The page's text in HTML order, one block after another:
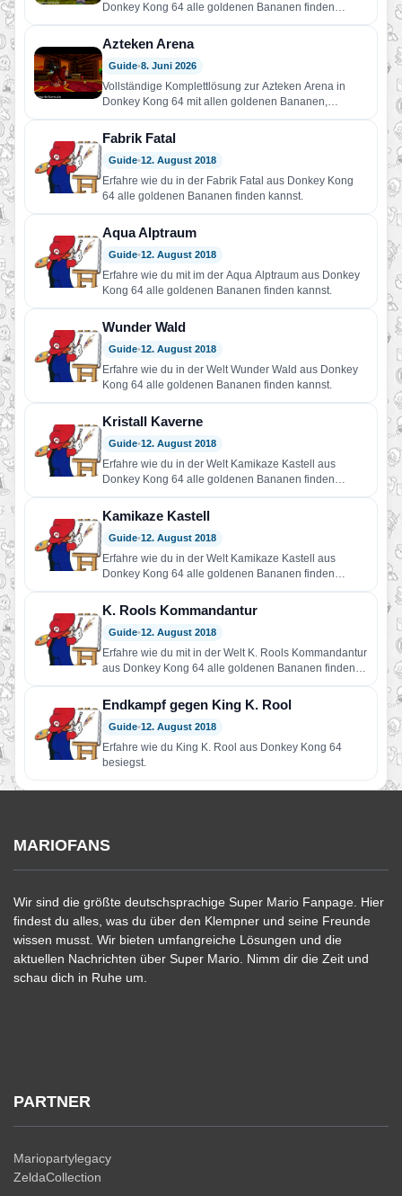
Donkey Kong 64 alle goldenen Bananen finden
kannst.
Azteken Arena
Guide•8. Juni 2026
Vollständige Komplettlösung zur Azteken Arena in
Donkey Kong 64 mit allen goldenen Bananen,
Blaupausen, Bananen-Medaillen, Tiny Kong, Lanky…
Fabrik Fatal
Guide•12. August 2018
Erfahre wie du in der Fabrik Fatal aus Donkey Kong
64 alle goldenen Bananen finden kannst.
Aqua Alptraum
Guide•12. August 2018
Erfahre wie du mit im der Aqua Alptraum aus Donkey
Kong 64 alle goldenen Bananen finden kannst.
Wunder Wald
Guide•12. August 2018
Erfahre wie du in der Welt Wunder Wald aus Donkey
Kong 64 alle goldenen Bananen finden kannst.
Kristall Kaverne
Guide•12. August 2018
Erfahre wie du in der Welt Kamikaze Kastell aus
Donkey Kong 64 alle goldenen Bananen finden
kannst.
Kamikaze Kastell
Guide•12. August 2018
Erfahre wie du in der Welt Kamikaze Kastell aus
Donkey Kong 64 alle goldenen Bananen finden
kannst.
K. Rools Kommandantur
Guide•12. August 2018
Erfahre wie du mit in der Welt K. Rools Kommandantur
aus Donkey Kong 64 alle goldenen Bananen finden…
Endkampf gegen King K. Rool
Guide•12. August 2018
Erfahre wie du King K. Rool aus Donkey Kong 64
besiegst.
MARIOFANS
Wir sind die größte deutschsprachige Super Mario Fanpage. Hier
findest du alles, was du über den Klempner und seine Freunde
wissen musst. Wir bieten umfangreiche Lösungen und die
aktuellen Nachrichten über Super Mario. Nimm dir die Zeit und
schau dich in Ruhe um.
PARTNER
Mariopartylegacy
ZeldaCollection